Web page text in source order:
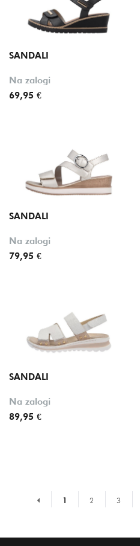
SANDALI
Na zalogi
69,95 €
SANDALI
Na zalogi
79,95 €
SANDALI
Na zalogi
89,95 €
Prejšnja stran
1 2 3